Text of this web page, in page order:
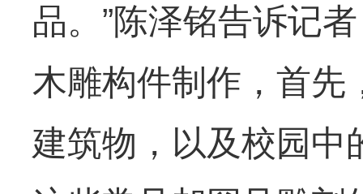
品。”陈泽铭告诉记
木雕构件制作，首先
建筑物，以及校园中